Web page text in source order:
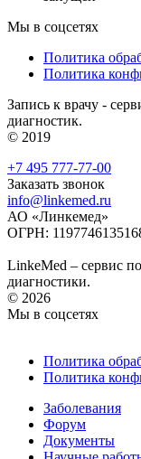
Мы в соцсетях
Политика
Политика
Запись к врачу -
диагностик.
© 2019
+7 495 777-77-00
Заказать звонок
info@linkemed.ru
АО «Линкемед»
ОГРН:
LinkeMed – сервис
диагностики.
© 2026
Мы в соцсетях
Политика
Политика
Заболевания
Форум
Документы